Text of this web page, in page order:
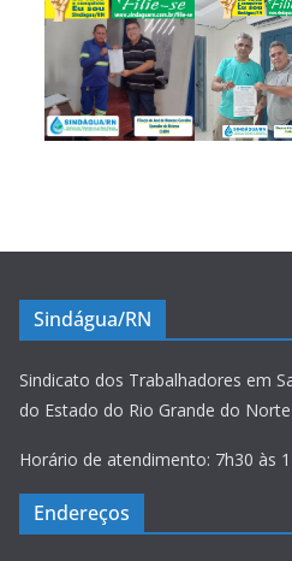
Sindágua/RN
Sindicato dos Trabalhadores em
do Estado do Rio Grande do Norte
Horário de atendimento: 7h30 às
Endereços